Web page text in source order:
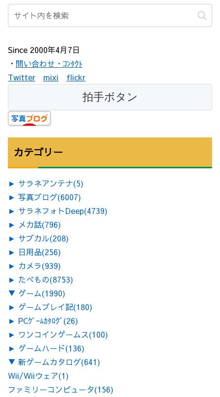
Since 2000年4月7日
・ 問い合わせ・ｺﾝﾀｸﾄ
Twitter
mixi flickr
カテゴリー
► サラネアンテナ(5)
► 写真ブログ(6007)
► サラネフォトDeep(4739)
► メカ話(796)
► サブカル(208)
► 日用品(256)
► カメラ(939)
► たべもの(8753)
▼ ゲーム(1990)
► ゲームプレイ記(180)
► PCｹﾞｰﾑｶﾀﾛｸﾞ(26)
► ワンコインゲームス(100)
► ゲームハード(136)
▼ 新ゲームカタログ(641)
Wii/Wiiウェア(1)
ファミリーコンピュータ(156)